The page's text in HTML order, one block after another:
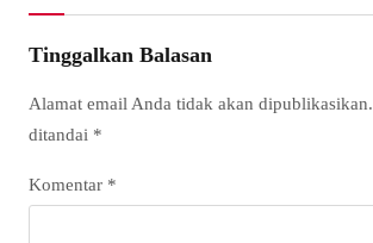
Tinggalkan Balasan
Alamat email Anda tidak akan dipublikasikan.
ditandai *
Komentar *